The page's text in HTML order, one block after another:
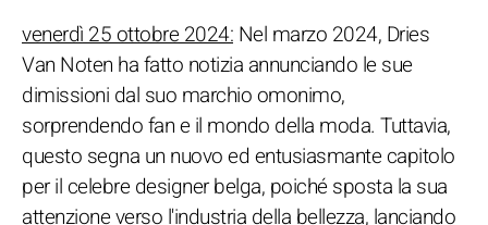
venerdì 25 ottobre 2024: Nel marzo 2024, Dries
Van Noten ha fatto notizia annunciando le sue
dimissioni dal suo marchio omonimo,
sorprendendo fan e il mondo della moda. Tuttavia,
questo segna un nuovo ed entusiasmante capitolo
per il celebre designer belga, poiché sposta la sua
attenzione verso l'industria della bellezza, lanciando